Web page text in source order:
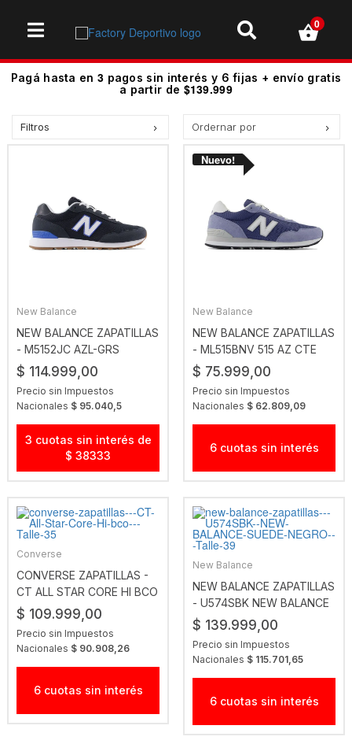
Pagá hasta en 3 pagos sin interés y 6 fijas + envío gratis
a partir de $139.999
0
Filtros
Ordernar por
Precio más alto.
Los más vendidos
Mejor Valoradas
A - Z
Mejor Descuento
New Balance
NEW BALANCE ZAPATILLAS
- M5152JC AZL-GRS
$ 114.999,00
Precio sin Impuestos
Nacionales $ 95.040,5
3 cuotas sin interés de
$ 38333
New Balance
NEW BALANCE ZAPATILLAS
- ML515BNV 515 AZ CTE
$ 75.999,00
Precio sin Impuestos
Nacionales $ 62.809,09
6 cuotas sin interés
Converse
CONVERSE ZAPATILLAS -
CT ALL STAR CORE HI BCO
$ 109.999,00
Precio sin Impuestos
Nacionales $ 90.908,26
6 cuotas sin interés
New Balance
NEW BALANCE ZAPATILLAS
- U574SBK NEW BALANCE
SUEDE NEGRO
$ 139.999,00
Precio sin Impuestos
Nacionales $ 115.701,65
6 cuotas sin interés